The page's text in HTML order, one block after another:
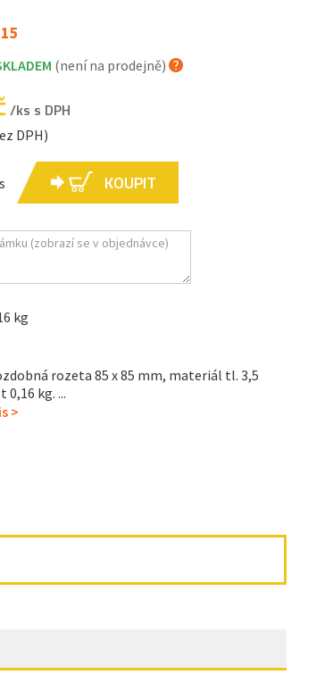
(není na prodejně)
/ks s DPH
DPH)
KOUPIT
kg
rozeta 85 x 85 mm, materiál tl. 3,5
kg. ...
>